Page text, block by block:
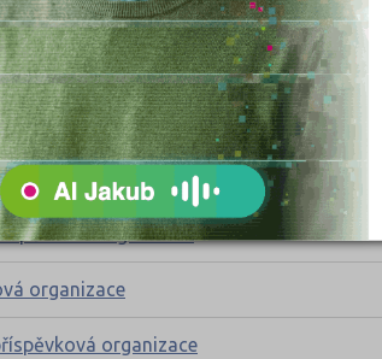
364
škola služeb Mladá Boleslav,
Pardubice
jazykové zkoušky, Volyně, Lidická 135
organizace
organizace
organizace